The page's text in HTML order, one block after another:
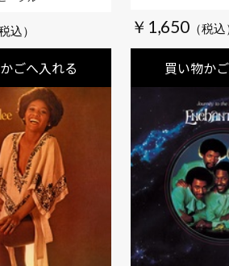
定盤】
百中MUSIC】
ごへ入れる
￥1,650
買い物か